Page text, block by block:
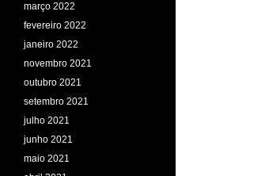
março 2022
fevereiro 2022
janeiro 2022
novembro 2021
outubro 2021
setembro 2021
julho 2021
junho 2021
maio 2021